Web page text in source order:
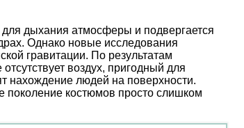
дыхания атмосферы и подвергается
Однако новые исследования
гравитации. По результатам
воздух, пригодный для
нахождение людей на поверхности.
костюмов просто слишком